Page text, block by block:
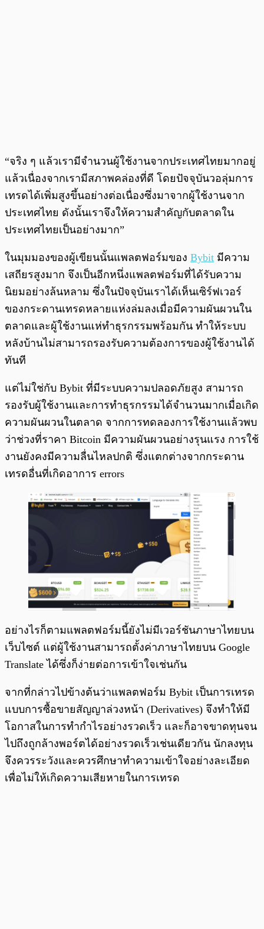
“จริง ๆ แล้วเรามีจำนวนผู้ใช้งานจากประเทศไทยมากอยู่
แล้วเนื่องจากเรามีสภาพคล่องที่ดี โดยปัจจุบันวอลุ่มการ
เทรดได้เพิ่มสูงขึ้นอย่างต่อเนื่องซึ่งมาจากผู้ใช้งานจาก
ประเทศไทย ดังนั้นเราจึงให้ความสำคัญกับตลาดใน
ประเทศไทยเป็นอย่างมาก”
ในมุมมองของผู้เขียนนั้นแพลตฟอร์มของ Bybit มีความ
เสถียรสูงมาก จึงเป็นอีกหนึ่งแพลตฟอร์มที่ได้รับความ
นิยมอย่างล้นหลาม ซึ่งในปัจจุบันเราได้เห็นเซิร์ฟเวอร์
ของกระดานเทรดหลายแห่งล่มลงเมื่อมีความผันผวนใน
ตลาดและผู้ใช้งานแห่ทำธุรกรรมพร้อมกัน ทำให้ระบบ
หลังบ้านไม่สามารถรองรับความต้องการของผู้ใช้งานได้
ทันที
แต่ไม่ใช่กับ Bybit ที่มีระบบความปลอดภัยสูง สามารถ
รองรับผู้ใช้งานและการทำธุรกรรมได้จำนวนมากเมื่อเกิด
ความผันผวนในตลาด จากการทดลองการใช้งานแล้วพบ
ว่าช่วงที่ราคา Bitcoin มีความผันผวนอย่างรุนแรง การใช้
งานยังคงมีความลื่นไหลปกติ ซึ่งแตกต่างจากกระดาน
เทรดอื่นที่เกิดอาการ errors
อย่างไรก็ตามแพลตฟอร์มนี้ยังไม่มีเวอร์ชันภาษาไทยบน
เว็บไซต์ แต่ผู้ใช้งานสามารถตั้งค่าภาษาไทยบน Google
Translate ได้ซึ่งก็ง่ายต่อการเข้าใจเช่นกัน
จากที่กล่าวไปข้างต้นว่าแพลตฟอร์ม Bybit เป็นการเทรด
แบบการซื้อขายสัญญาล่วงหน้า (Derivatives) จึงทำให้มี
โอกาสในการทำกำไรอย่างรวดเร็ว และก็อาจขาดทุนจน
ไปถึงถูกล้างพอร์ตได้อย่างรวดเร็วเช่นเดียวกัน นักลงทุน
จึงควรระวังและควรศึกษาทำความเข้าใจอย่างละเอียด
เพื่อไม่ให้เกิดความเสียหายในการเทรด